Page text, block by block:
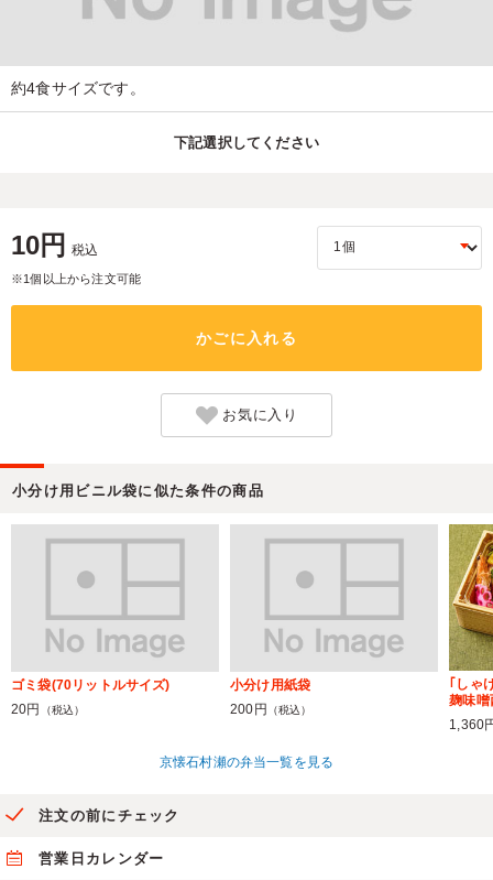
約4食サイズです。
下記選択してください
10円 税込
※1個以上から注文可能
かごに入れる
お気に入り
小分け用ビニル袋に似た条件の商品
ゴミ袋(70リットルサイズ)
20円
（税込）
小分け用紙袋
200円 （税込）
｢しゃ
麹味噌
1,360
京懐石村瀬の弁当一覧を見る
注文の前にチェック
営業日カレンダー